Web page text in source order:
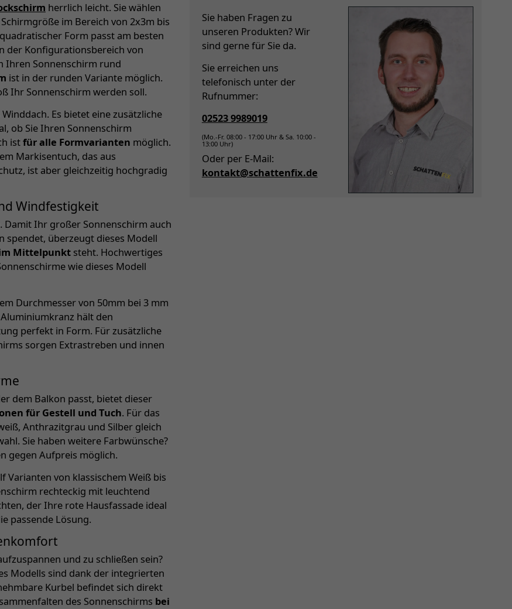
herrlich leicht. Sie wählen
im Bereich von 2x3m bis
Form passt am besten
der Konfigurationsbereich von
Ihren Sonnenschirm rund
ist in der runden Variante möglich.
Ihr Sonnenschirm werden soll.
Es bietet eine zusätzliche
ob Sie Ihren Sonnenschirm
istfür alle Formvarianten möglich.
Markisentuch, das aus
ist aber gleichzeitig hochgradig
Windfestigkeit
Damit Ihr großer Sonnenschirm auch
spendet, überzeugt dieses Modell
Mittelpunkt steht. Hochwertiges
wie dieses Modell
Durchmesser von 50mm bei 3 mm
hält den
perfekt in Form. Für zusätzliche
sorgen Extrastreben und innen
dem Balkon passt, bietet dieser
für Gestell und Tuch. Für das
Anthrazitgrau und Silber gleich
Sie haben weitere Farbwünsche?
gegen Aufpreis möglich.
Varianten von klassischem Weiß bis
rechteckig mit leuchtend
der Ihre rote Hausfassade ideal
passende Lösung.
und zu schließen sein?
Modells sind dank der integrierten
Kurbel befindet sich direkt
des Sonnenschirms bei
Sie haben Fragen zu
unseren Produkten? Wir
sind gerne für Sie da.
Sie erreichen uns
telefonisch unter der
Rufnummer:
02523 9989019
(Mo.-Fr. 08:00 - 17:00 Uhr & Sa. 10:00 -
13:00 Uhr)
Oder per E-Mail:
kontakt@schattenfix.de